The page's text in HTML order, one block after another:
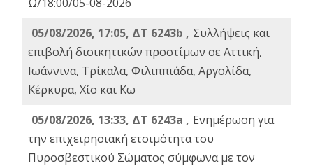
05/08/2026, 17:05, ΔΤ 6243b , Συλλήψεις και
επιβολή διοικητικών προστίμων σε Αττική,
Ιωάννινα, Τρίκαλα, Φιλιππιάδα, Αργολίδα,
Κέρκυρα, Χίο και Κω
05/08/2026, 13:33, ΔΤ 6243a , Ενημέρωση για
την επιχειρησιακή ετοιμότητα του
Πυροσβεστικού Σώματος σύμφωνα με τον